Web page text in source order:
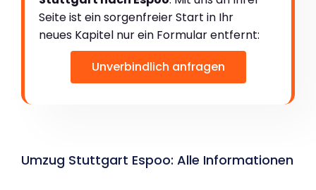
Seite ist ein sorgenfreier Start in Ihr
neues Kapitel nur ein Formular entfernt:
Unverbindlich anfragen
Umzug Stuttgart Espoo: Alle Informationen